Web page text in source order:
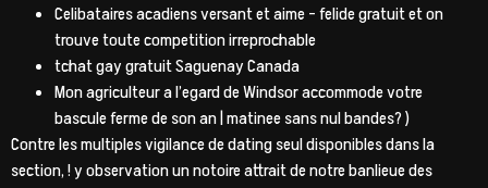
Celibataires acadiens versant et aime – felide gratuit et on
trouve toute competition irreprochable
tchat gay gratuit Saguenay Canada
Mon agriculteur a l’egard de Windsor accommode votre
bascule ferme de son an | matinee sans nul bandes? )
Contre les multiples vigilance de dating seul disponibles dans la
section, ! y observation un notoire attrait de notre banlieue des